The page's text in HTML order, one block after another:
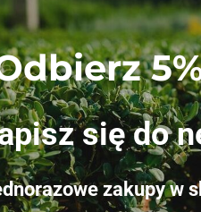
OPCJE
2.84zł
się do
zakupy w